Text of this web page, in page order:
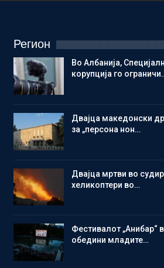
Регион
Во Албанија,
корупција го
Двајца македонски
за „персона нон…
Двајца мртви во
хеликоптери во…
Фестивалот „Анибар“
обедини младите…